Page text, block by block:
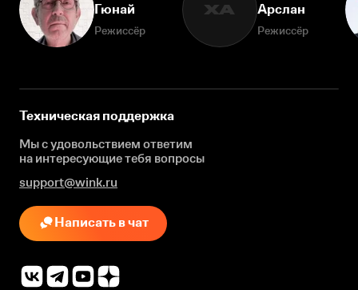
Гюнай
Режиссёр
ХА
Арслан
Режиссёр
Техническая поддержка
Мы с удовольствием ответим
на интересующиетебя вопросы
support@wink.ru
Написать в чат